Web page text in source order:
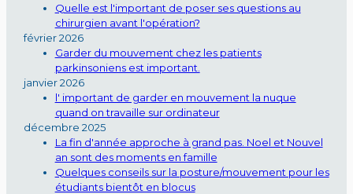
Quelle est l'important de poser ses questions au
chirurgien avant l'opération?
février 2026
Garder du mouvement chez les patients
parkinsoniens est important.
janvier 2026
l' important de garder en mouvement la nuque
quand on travaille sur ordinateur
décembre 2025
La fin d'année approche à grand pas. Noel et Nouvel
an sont des moments en famille
Quelques conseils sur la posture/mouvement pour les
étudiants bientôt en blocus